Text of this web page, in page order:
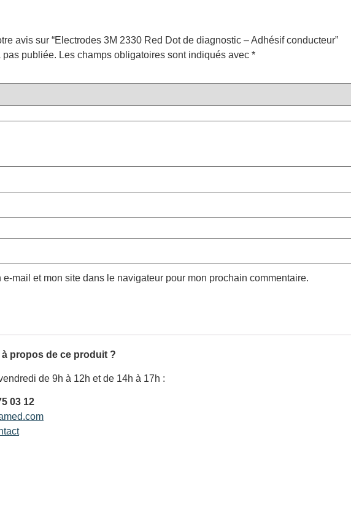
avis sur “Electrodes 3M 2330 Red Dot de diagnostic – Adhésif conducteur”
pas publiée. Les champs obligatoires sont indiqués avec *
e-mail et mon site dans le navigateur pour mon prochain commentaire.
propos de ce produit ?
de 9h à 12h et de 14h à 17h :
03 12